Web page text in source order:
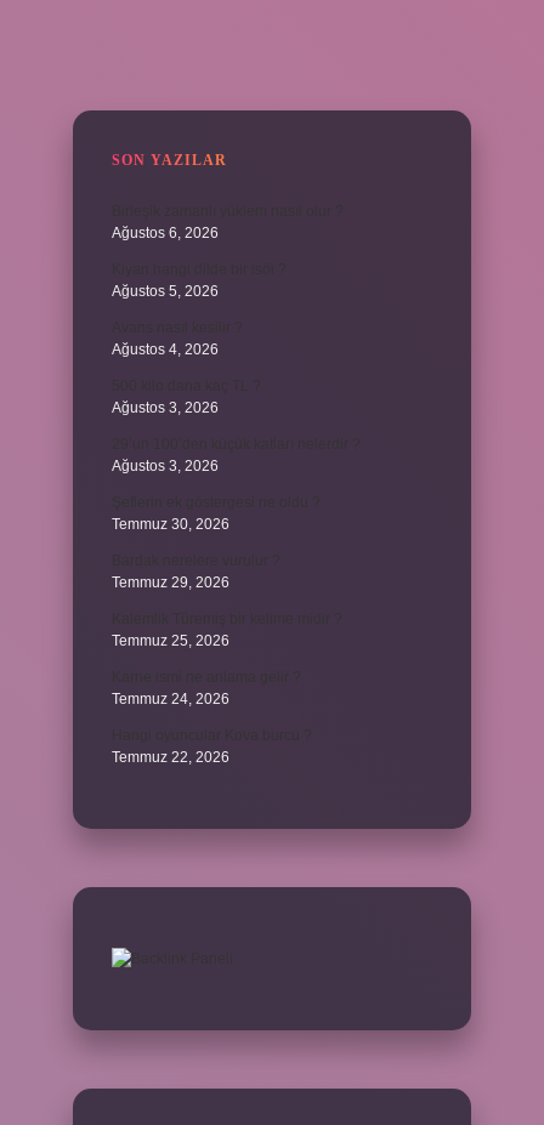
SON YAZILAR
Ağustos 6, 2026
Ağustos 5, 2026
Ağustos 4, 2026
Ağustos 3, 2026
Ağustos 3, 2026
Temmuz 30, 2026
Temmuz 29, 2026
Temmuz 25, 2026
Temmuz 24, 2026
Temmuz 22, 2026